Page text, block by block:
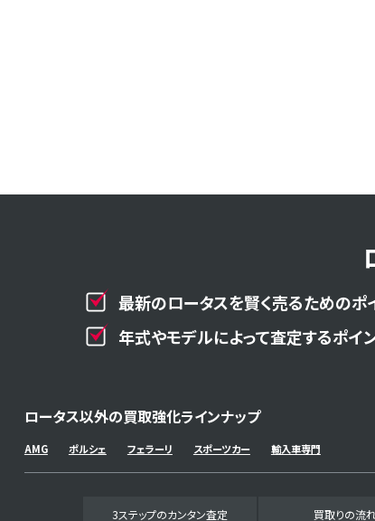
最新のロータスを賢く売るためのポ
年式やモデルによって査定するポイ
ロータス以外の買取強化ラインナップ
AMG ポルシェ フェラーリ スポーツカー 輸入車専門
3ステップのカンタン査定 買取りの流